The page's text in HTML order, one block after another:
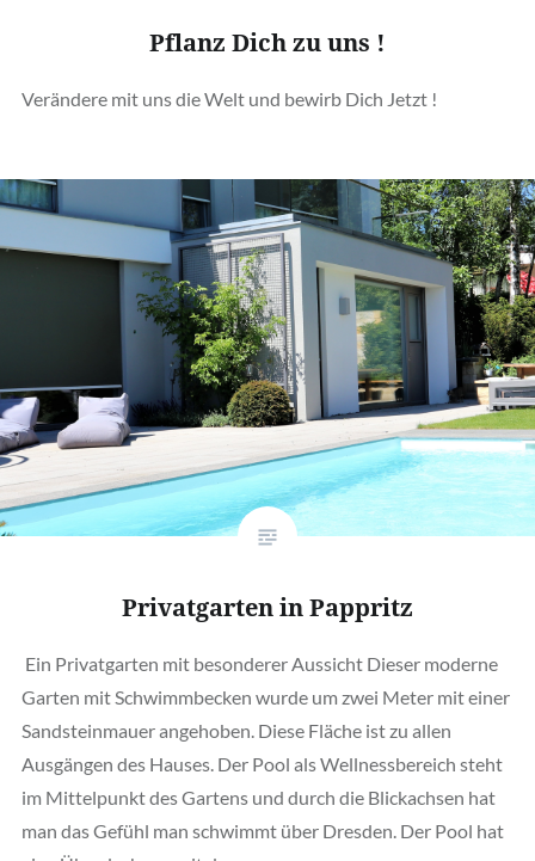
Pflanz Dich zu uns !
Verändere mit uns die Welt und bewirb Dich Jetzt !
Privatgarten in Pappritz
Ein Privatgarten mit besonderer Aussicht Dieser moderne
Garten mit Schwimmbecken wurde um zwei Meter mit einer
Sandsteinmauer angehoben. Diese Fläche ist zu allen
Ausgängen des Hauses. Der Pool als Wellnessbereich steht
im Mittelpunkt des Gartens und durch die Blickachsen hat
man das Gefühl man schwimmt über Dresden. Der Pool hat